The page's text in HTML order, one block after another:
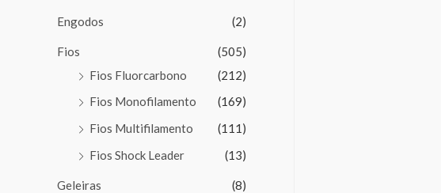
Engodos (2)
Fios
(505)
Fios Fluorcarbono
(212)
Fios Monofilamento
(169)
Fios Multifilamento
(111)
Fios Shock Leader
(13)
Geleiras (8)